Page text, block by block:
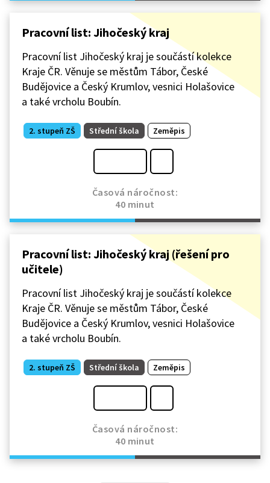
Pracovní list: Jihočeský kraj
Pracovní list Jihočeský kraj je součástí kolekce
Kraje ČR. Věnuje se městům Tábor, České
Budějovice a Český Krumlov, vesnici Holašovice
a také vrcholu Boubín.
2. stupeň ZŠ Střední škola Zeměpis
Časová náročnost:
40 minut
Pracovní list: Jihočeský kraj (řešení pro
učitele)
Pracovní list Jihočeský kraj je součástí kolekce
Kraje ČR. Věnuje se městům Tábor, České
Budějovice a Český Krumlov, vesnici Holašovice
a také vrcholu Boubín.
2. stupeň ZŠ Střední škola Zeměpis
Časová náročnost:
40 minut